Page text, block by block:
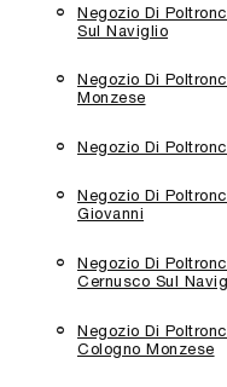
Negozio Di
Sul Naviglio
Negozio Di
Monzese
Negozio Di
Negozio Di
Giovanni
Negozio Di
Cernusco Sul
Negozio Di
Cologno Monzese